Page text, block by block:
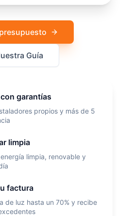
Guía
garantías
propios y más de 5
limpia
limpia, renovable y
factura
de luz hasta un 70% y recibe